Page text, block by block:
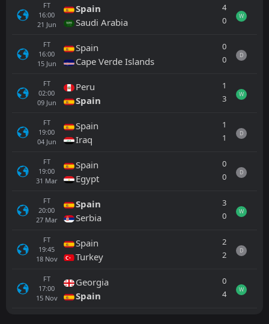
FT
16:00
21 Jun
Spain
Saudi Arabia
4
0
W
FT
16:00
15 Jun
Spain
Cape Verde Islands
0
0
D
FT
02:00
09 Jun
Peru
Spain
1
3
W
FT
19:00
04 Jun
Spain
Iraq
1
1
D
FT
19:00
31 Mar
Spain
Egypt
0
0
D
FT
20:00
27 Mar
Spain
Serbia
3
0
W
FT
19:45
18 Nov
Spain
Turkey
2
2
D
FT
17:00
15 Nov
Georgia
Spain
0
4
W